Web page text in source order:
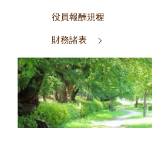
役員報酬規程
財務諸表